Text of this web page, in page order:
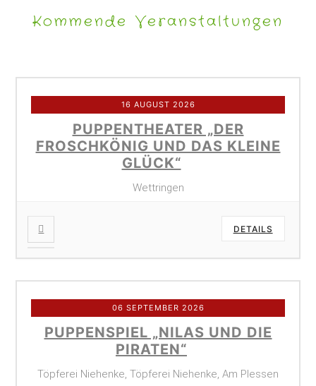
Kommende Veranstaltungen
16 AUGUST 2026
PUPPENTHEATER „DER
FROSCHKÖNIG UND DAS KLEINE
GLÜCK“
Wettringen
DETAILS
06 SEPTEMBER 2026
PUPPENSPIEL „NILAS UND DIE
PIRATEN“
Töpferei Niehenke, Töpferei Niehenke, Am Plessen